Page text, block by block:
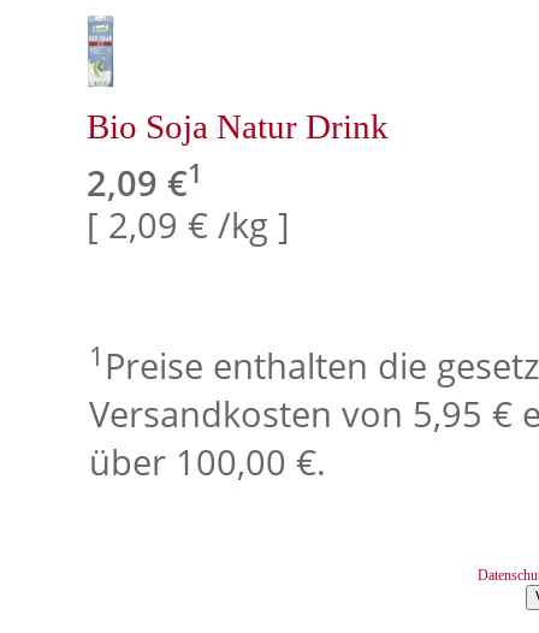
Bio Soja Natur Drink
2,09 €1
[ 2,09 € /kg ]
1 Preise enthalten die
Versandkosten von 5,95 €
über 100,00 €.